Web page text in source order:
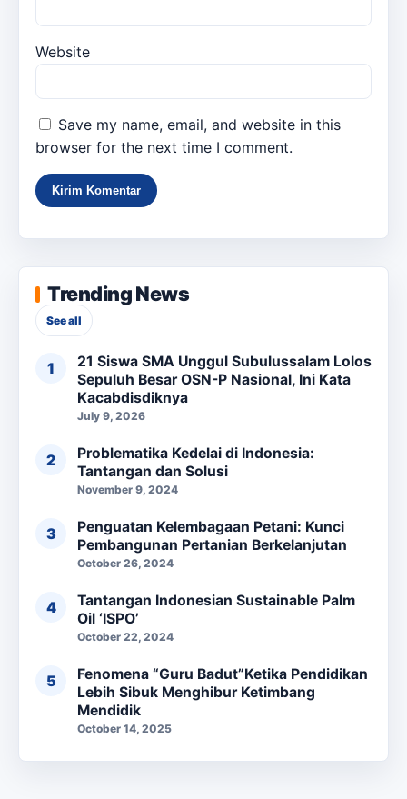
Website
Save my name, email, and website in this
browser for the next time I comment.
Trending News
See all
21 Siswa SMA Unggul Subulussalam Lolos
Sepuluh Besar OSN-P Nasional, Ini Kata
Kacabdisdiknya
July 9, 2026
Problematika Kedelai di Indonesia:
Tantangan dan Solusi
November 9, 2024
Penguatan Kelembagaan Petani: Kunci
Pembangunan Pertanian Berkelanjutan
October 26, 2024
Tantangan Indonesian Sustainable Palm
Oil ‘ISPO’
October 22, 2024
Fenomena “Guru Badut”Ketika Pendidikan
Lebih Sibuk Menghibur Ketimbang
Mendidik
October 14, 2025